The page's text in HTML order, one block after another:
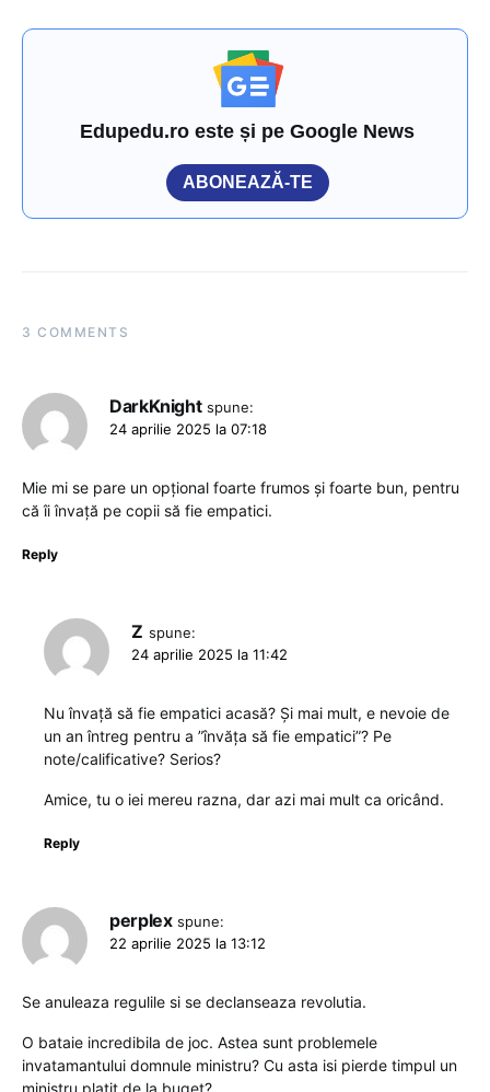
Edupedu.ro este și pe Google News
ABONEAZĂ-TE
3 COMMENTS
DarkKnight spune:
24 aprilie 2025 la 07:18
Mie mi se pare un opțional foarte frumos și foarte bun, pentru
că îi învață pe copii să fie empatici.
Reply
Z spune:
24 aprilie 2025 la 11:42
Nu învață să fie empatici acasă? Și mai mult, e nevoie de
un an întreg pentru a ”învăța să fie empatici”? Pe
note/calificative? Serios?
Amice, tu o iei mereu razna, dar azi mai mult ca oricând.
Reply
perplex spune:
22 aprilie 2025 la 13:12
Se anuleaza regulile si se declanseaza revolutia.
O bataie incredibila de joc. Astea sunt problemele
invatamantului domnule ministru? Cu asta isi pierde timpul un
ministru platit de la buget?